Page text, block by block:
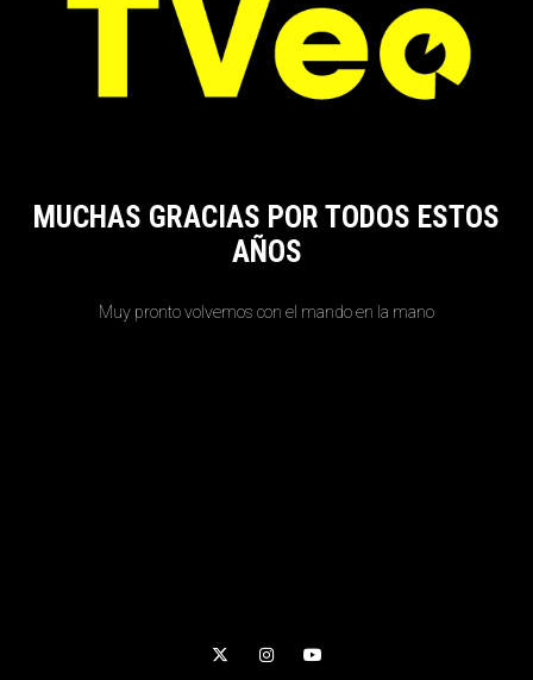
MUCHAS GRACIAS POR TODOS ESTOS
AÑOS
Muy pronto volvemos con el mando en la mano